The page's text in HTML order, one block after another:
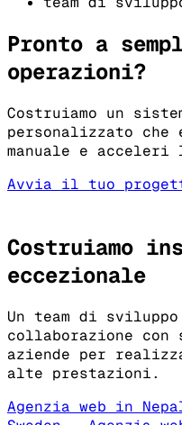
Pronto a
operazioni?
Costruiamo un
personalizzato
manuale e
Avvia il tuo
Costruiamo
eccezionale
Un team di
collaborazione con
aziende per
alte prestazioni.
Agenzia web in